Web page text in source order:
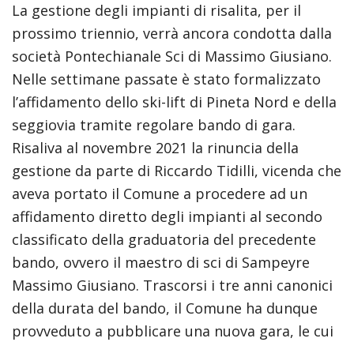
La gestione degli impianti di risalita, per il
prossimo triennio, verrà ancora condotta dalla
società Pontechianale Sci di Massimo Giusiano.
Nelle settimane passate è stato formalizzato
l’affidamento dello ski-lift di Pineta Nord e della
seggiovia tramite regolare bando di gara.
Risaliva al novembre 2021 la rinuncia della
gestione da parte di Riccardo Tidilli, vicenda che
aveva portato il Comune a procedere ad un
affidamento diretto degli impianti al secondo
classificato della graduatoria del precedente
bando, ovvero il maestro di sci di Sampeyre
Massimo Giusiano. Trascorsi i tre anni canonici
della durata del bando, il Comune ha dunque
provveduto a pubblicare una nuova gara, le cui